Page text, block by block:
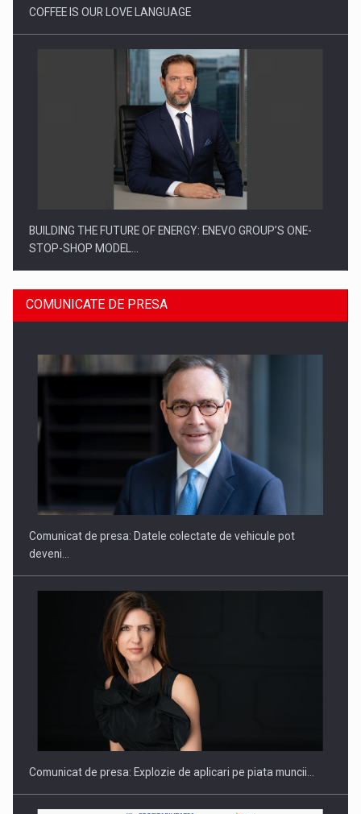
COFFEE IS OUR LOVE LANGUAGE
BUILDING THE FUTURE OF ENERGY: ENEVO GROUP’S ONE-
STOP-SHOP MODEL…
ROOTED IN ROMANIA, BUILT TO DELIVER TECHNOLOGY FOR
PUTTING ROMANIAN CORPORATE COMPANIES ON THE
INTERNATIONAL BUSINESS SCENE
COMUNICATE DE PRESA
Comunicat de presa: Datele colectate de vehicule pot
deveni…
Comunicat de presa: Explozie de aplicari pe piata muncii…